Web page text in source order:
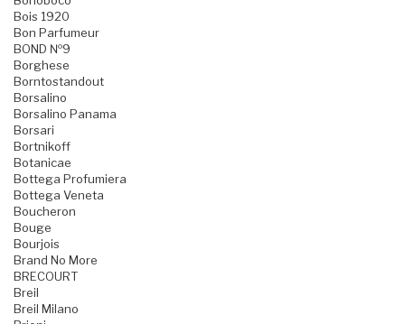
Bois 1920
Bon Parfumeur
BOND №9
Borghese
Borntostandout
Borsalino
Borsalino Panama
Borsari
Bortnikoff
Botanicae
Bottega Profumiera
Bottega Veneta
Boucheron
Bouge
Bourjois
Brand No More
BRECOURT
Breil
Breil Milano